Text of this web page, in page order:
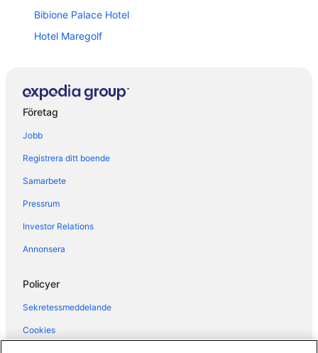
Bibione Palace Hotel
Hotel Maregolf
Hotel San Giorgio
Spacious House With Garden and Pool
Albergo Stellamare
Hotel Antonella
Hotel Maxim
Happy Camp in Camping Laguna Village
Hotel Elite
Hotel Olympus
Hotel Panoramic
Hotel Principe
Beautiful Village For 5 People With Pool
Företag
Jobb
Registrera ditt boende
Samarbete
Pressrum
Investor Relations
Annonsera
Policyer
Sekretessmeddelande
Cookies